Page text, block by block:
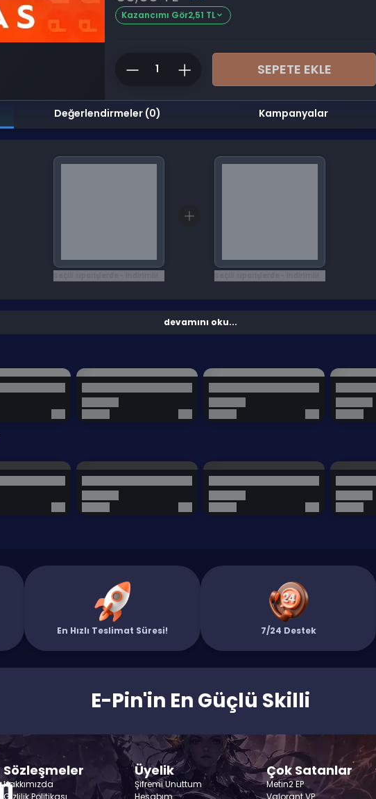
Kazancımı Gör2,51 TL
SEPETE EKLE
Değerlendirmeler (0) Kampanyalar
devamını oku...
En Hızlı Teslimat Süresi! 7/24 Destek
E-Pin'in En Güçlü Skilli
Sözleşmeler
Hakkımızda
Gizlilik Politikası
Üyelik
Şifremi Unuttum
Hesabım
Çok Satanlar
Metin2 EP
Valorant VP